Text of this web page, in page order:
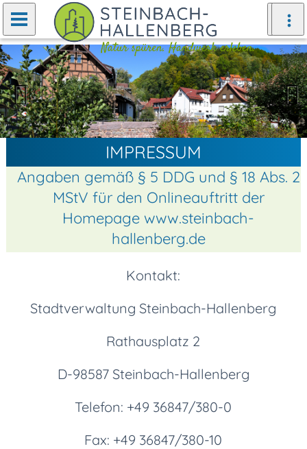
Zurück Weiter
IMPRESSUM
Angaben gemäß § 5 DDG und § 18 Abs. 2
MStV für den Onlineauftritt der
Homepage www.steinbach-
hallenberg.de
Kontakt:
Stadtverwaltung Steinbach-Hallenberg
Rathausplatz 2
D-98587 Steinbach-Hallenberg
Telefon: +49 36847/380-0
Fax: +49 36847/380-10